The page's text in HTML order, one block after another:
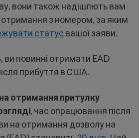
вони також надішлють вам
з номером, за яким
статус вашої заяви.
, ви повинні отримати EAD
прибуття в США.
отримання притулку
, час опрацювання після
на отримання дозволу на